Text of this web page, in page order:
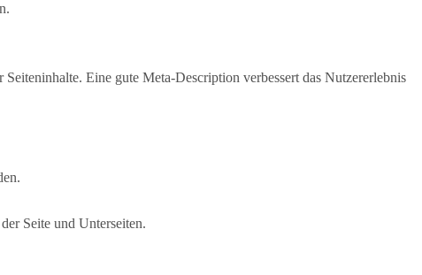
Eine gute Meta-Description verbessert das Nutzererlebnis
Seite und Unterseiten.